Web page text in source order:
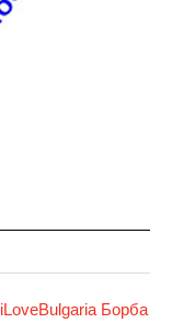
iLoveBulgaria Борба